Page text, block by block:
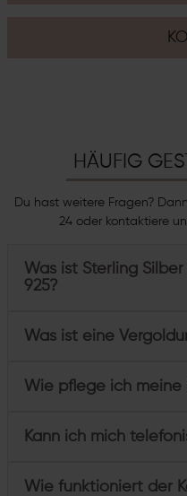
HÄUFIG
Du hast weitere Fragen?
24 oder kontaktiere
Was ist Sterling
925?
Was ist eine
Wie pflege ich meine
Kann ich mich
Wie funktioniert der